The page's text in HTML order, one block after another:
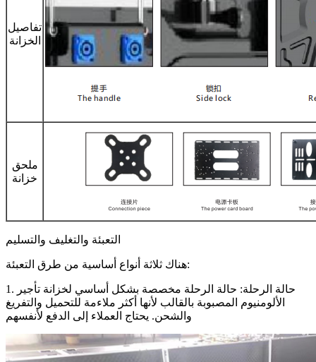
تفاصيل
الخزانة
ملحق
خزانة
التعبئة والتغليف والتسليم
هناك ثلاثة أنواع أساسية من طرق التعبئة:
1. حالة الرحلة: حالة الرحلة مخصصة بشكل أساسي لخزانة تأجير
الألومنيوم المصبوبة بالقالب لأنها أكثر ملاءمة للتحميل والتفريغ
والشحن. يحتاج العملاء إلى الدفع لأنفسهم